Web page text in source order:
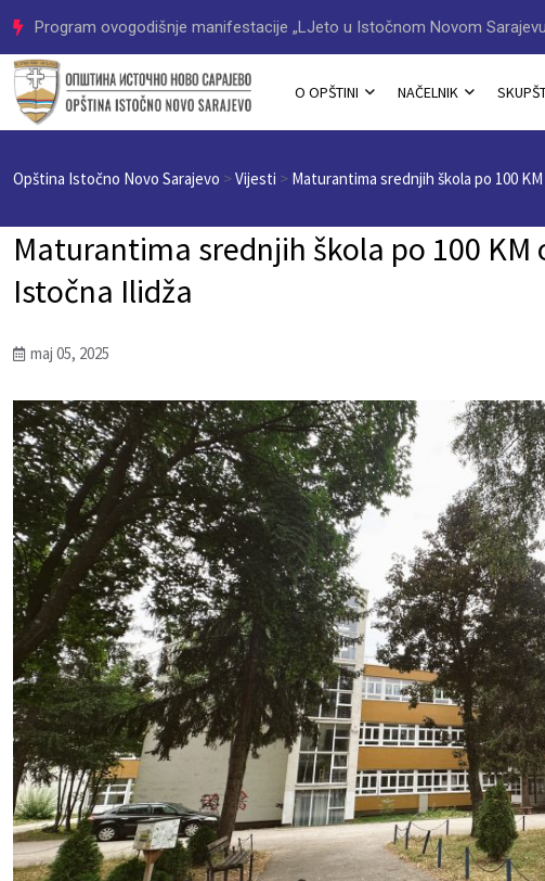
Program ovogodišnje manifestacije „LJeto u Istočnom Novom
O OPŠTINI NAČELNIK
Opština Istočno Novo Sarajevo >Vijesti > Maturantima srednjih škola po 100
Maturantima srednjih škola po 100
Istočna Ilidža
maj 05, 2025